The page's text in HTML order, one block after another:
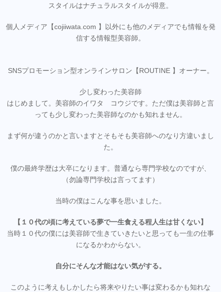
スタイルはナチュラルスタイルが得意。
個人メディア【cojiiwata.com 】以外にも他のメディアでも情報を発
信する情報型美容師。
SNSプロモーション型オンラインサロン【ROUTINE 】オーナー。
少し変わった美容師
はじめまして。美容師のイワタ コウジです。ただ僕は美容師と言
っても少し変わった美容師なのかも知れません。
まず何が違うのかと言いますとそもそも美容師へのなり方違いまし
た。
僕の最終学歴は大卒になります。普通なら専門学校なのですが、
（勿論専門学校は言ってます）
当時の僕はこんな事を思いました。
【１０代の頃に考えている夢で一生食える程人生は甘くない】
当時１０代の僕には美容師で生きていきたいと思っても一生の仕事
になるかわからない。
自分にそんな才能はない気がする。
このように考えもしかしたら将来やりたい事は変わるかも知れな